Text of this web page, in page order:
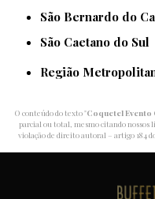
São Bernardo do
São Caetano do Sul
Região
O conteúdo do texto "Coquetel
parcial ou total, mesmo citando nossos
violação de direito autoral – artigo 184